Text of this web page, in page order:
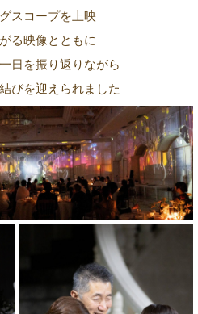
スコープを上映
る映像とともに
日を振り返りながら
びを迎えられました